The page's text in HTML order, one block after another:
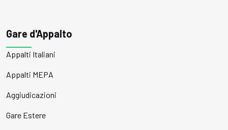
Gare d'Appalto
Appalti Italiani
Appalti MEPA
Aggiudicazioni
Gare Estere